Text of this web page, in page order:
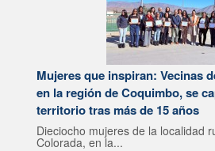
Mujeres que inspiran: Vecinas
en la región de Coquimbo, se
territorio tras más de 15 años
Dieciocho mujeres de la localidad
Colorada, en la...